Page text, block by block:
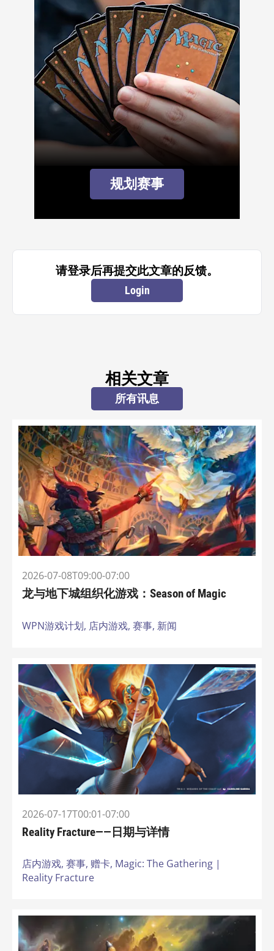
规划赛事
请登录后再提交此文章的反馈。
Login
相关文章
所有讯息
2026-07-08T09:00-07:00
龙与地下城组织化游戏：Season of Magic
WPN游戏计划, 店内游戏, 赛事, 新闻
2026-07-17T00:01-07:00
Reality Fracture——日期与详情
店内游戏, 赛事, 赠卡, Magic: The Gathering |
Reality Fracture